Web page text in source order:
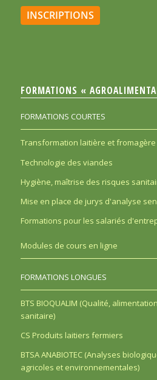
INSCRIPTIONS
FORMATIONS «
FORMATIONS COURTES
Transformation laitière et fromagère
Technologie des viandes
Hygiène, maîtrise des risques
Mise en place de jurys d'analyse
Formations pour les salariés
Modules de cours en ligne
FORMATIONS LONGUES
BTS BIOQUALIM (Qualité,
sanitaire)
CS Produits laitiers fermiers
BTSA ANABIOTEC (Analyses
agricoles et environnementales)